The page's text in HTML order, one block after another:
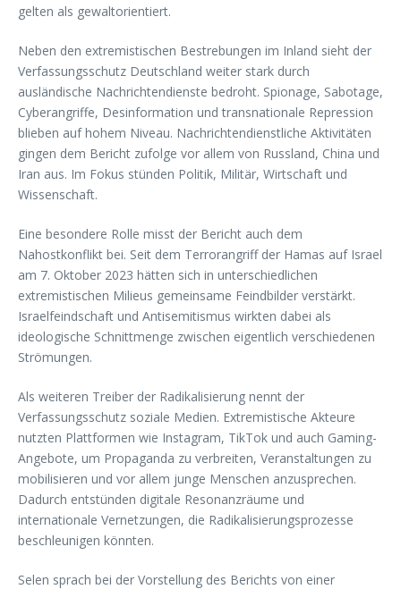
gelten als gewaltorientiert.
Neben den extremistischen Bestrebungen im Inland sieht der
Verfassungsschutz Deutschland weiter stark durch
ausländische Nachrichtendienste bedroht. Spionage, Sabotage,
Cyberangriffe, Desinformation und transnationale Repression
blieben auf hohem Niveau. Nachrichtendienstliche Aktivitäten
gingen dem Bericht zufolge vor allem von Russland, China und
Iran aus. Im Fokus stünden Politik, Militär, Wirtschaft und
Wissenschaft.
Eine besondere Rolle misst der Bericht auch dem
Nahostkonflikt bei. Seit dem Terrorangriff der Hamas auf Israel
am 7. Oktober 2023 hätten sich in unterschiedlichen
extremistischen Milieus gemeinsame Feindbilder verstärkt.
Israelfeindschaft und Antisemitismus wirkten dabei als
ideologische Schnittmenge zwischen eigentlich verschiedenen
Strömungen.
Als weiteren Treiber der Radikalisierung nennt der
Verfassungsschutz soziale Medien. Extremistische Akteure
nutzten Plattformen wie Instagram, TikTok und auch Gaming-
Angebote, um Propaganda zu verbreiten, Veranstaltungen zu
mobilisieren und vor allem junge Menschen anzusprechen.
Dadurch entstünden digitale Resonanzräume und
internationale Vernetzungen, die Radikalisierungsprozesse
beschleunigen könnten.
Selen sprach bei der Vorstellung des Berichts von einer